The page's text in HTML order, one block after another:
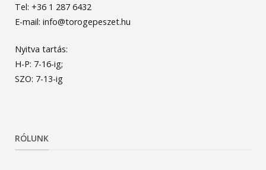
Tel: +36 1 287 6432
E-mail: info@torogepeszet.hu
Nyitva tartás:
H-P: 7-16-ig;
SZO: 7-13-ig
RÓLUNK